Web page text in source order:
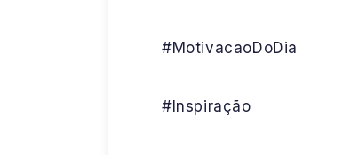
#MotivacaoDoDia
#Inspiração